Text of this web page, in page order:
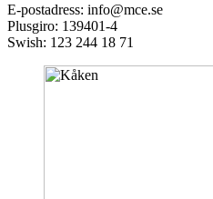
E-postadress: info@mce.se
Plusgiro: 139401-4
Swish: 123 244 18 71